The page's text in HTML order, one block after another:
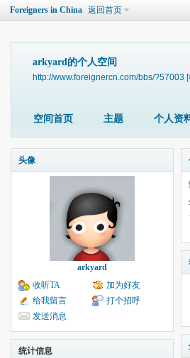
Foreigners in China 返回首页
arkyard的个人空间
http://www.foreignercn.com/bbs/?57003 [
空间首页 主题 个人资
头像
arkyard
收听TA
加为好友
给我留言
打个招呼
发送消息
统计信息